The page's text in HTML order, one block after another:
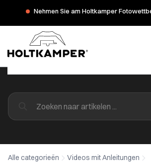
und 10. August, geschlossen.
Alle categorieën
Videos mit Anleitungen